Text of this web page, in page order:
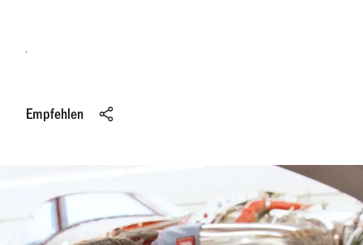
Online bewerben
Empfehlen